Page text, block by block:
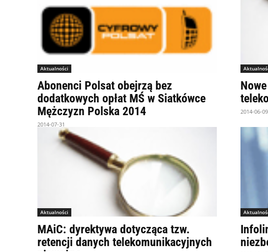
Aktualności
Abonenci Polsat obejrzą bez
dodatkowych opłat MŚ w Siatkówce
Mężczyzn Polska 2014
2014-07-31
2014-06-09
Aktualności
MAiC: dyrektywa dotycząca tzw.
retencji danych telekomunikacyjnych